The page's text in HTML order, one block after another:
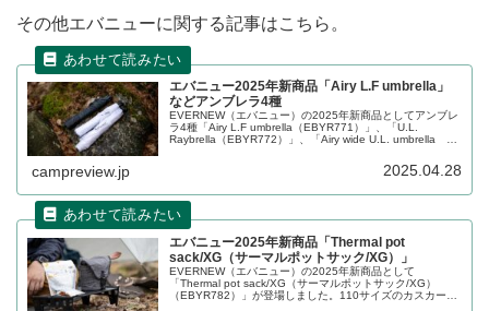
その他エバニューに関する記事はこちら。
エバニュー2025年新商品「Airy L.F umbrella」
などアンブレラ4種
EVERNEW（エバニュー）の2025年新商品としてアンブレ
ラ4種「Airy L.F umbrella（EBYR771）」、「U.L.
Raybrella（EBYR772）」、「Airy wide U.L. umbrella
ました。雨傘2アイテム、日傘にもなる兼用傘で2アイテム
campreview.jp 2025.04.28
エバニュー2025年新商品「Thermal pot
sack/XG（サーマルポットサック/XG）」
EVERNEW（エバニュー）の2025年新商品として
「Thermal pot sack/XG（サーマルポットサック/XG）
（EBYR782）」が登場しました。110サイズのカスカート